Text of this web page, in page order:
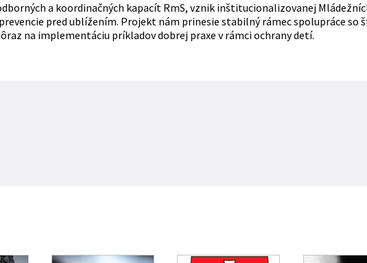
a koordinačných kapacít RmS, vznik inštitucionalizovanej
pred ublížením. Projekt nám prinesie stabilný rámec spolupráce
na implementáciu príkladov dobrej praxe v rámci ochrany detí.